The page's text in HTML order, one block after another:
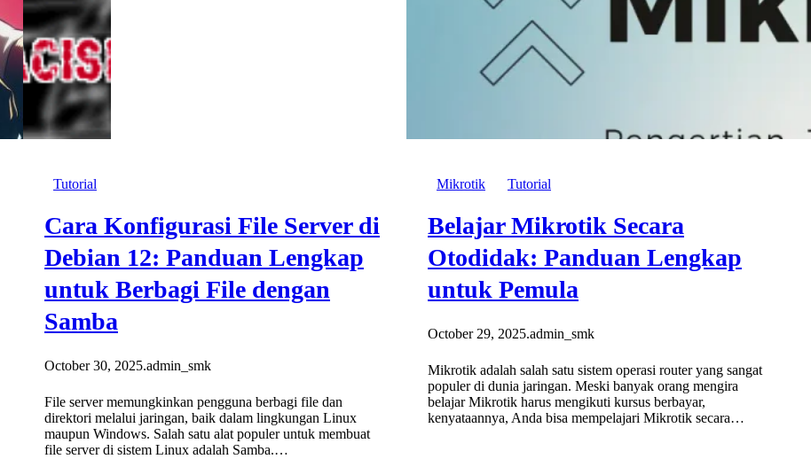
Tutorial
Cara Konfigurasi File Server di
Debian 12: Panduan Lengkap
untuk Berbagi File dengan
Samba
October 30, 2025.admin_smk
File server memungkinkan pengguna berbagi file dan
direktori melalui jaringan, baik dalam lingkungan Linux
maupun Windows. Salah satu alat populer untuk membuat
file server di sistem Linux adalah Samba.…
Mikrotik Tutorial
Belajar Mikrotik Secara
Otodidak: Panduan Lengkap
untuk Pemula
October 29, 2025.admin_smk
Mikrotik adalah salah satu sistem operasi router yang sangat
populer di dunia jaringan. Meski banyak orang mengira
belajar Mikrotik harus mengikuti kursus berbayar,
kenyataannya, Anda bisa mempelajari Mikrotik secara…